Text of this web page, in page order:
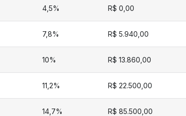
4,5% R$ 0,00
7,8% R$ 5.940,00
10% R$ 13.860,00
11,2% R$ 22.500,00
14,7% R$ 85.500,00